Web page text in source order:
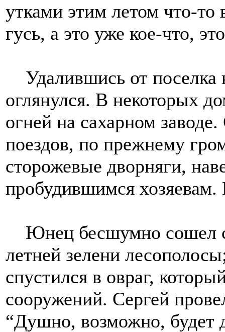
утками этим летом что-то
гусь, а это уже кое-что,
Удалившись от поселка
оглянулся. В некоторых
огней на сахарном
поездов, по прежнему
сторожевые дворняги,
пробудившимся
Юнец бесшумно сошел с
летней зелени
спустился в овраг,
сооружений. Сергей
“Душно, возможно, будет